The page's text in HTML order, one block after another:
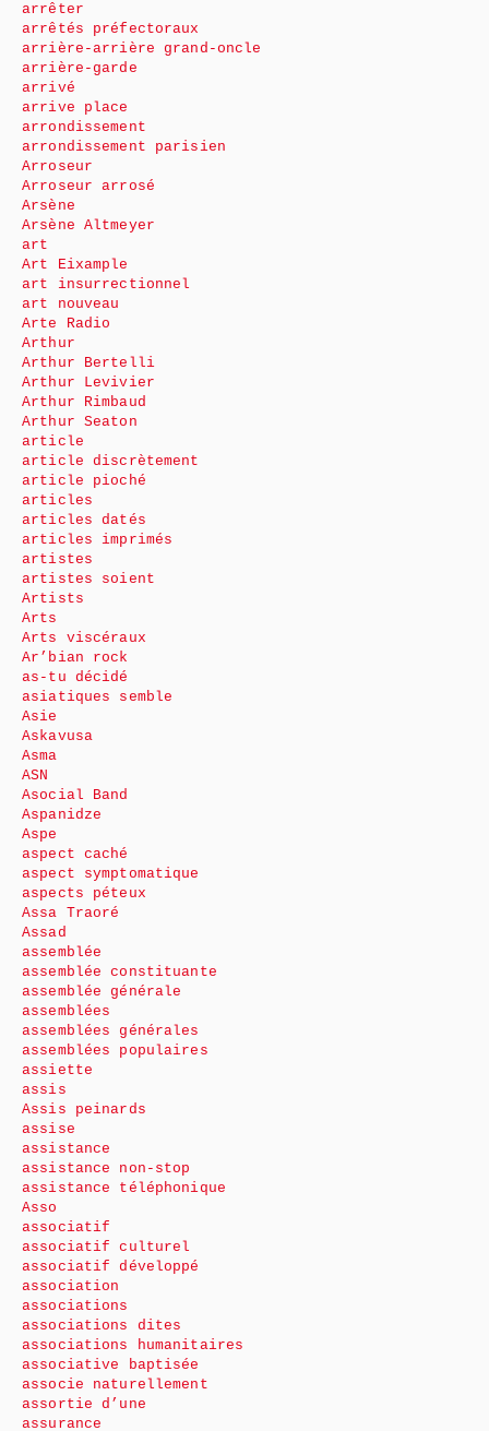
arrêter
arrêtés préfectoraux
arrière-arrière grand-oncle
arrière-garde
arrivé
arrive place
arrondissement
arrondissement parisien
Arroseur
Arroseur arrosé
Arsène
Arsène Altmeyer
art
Art Eixample
art insurrectionnel
art nouveau
Arte Radio
Arthur
Arthur Bertelli
Arthur Levivier
Arthur Rimbaud
Arthur Seaton
article
article discrètement
article pioché
articles
articles datés
articles imprimés
artistes
artistes soient
Artists
Arts
Arts viscéraux
Ar’bian rock
as-tu décidé
asiatiques semble
Asie
Askavusa
Asma
ASN
Asocial Band
Aspanidze
Aspe
aspect caché
aspect symptomatique
aspects péteux
Assa Traoré
Assad
assemblée
assemblée constituante
assemblée générale
assemblées
assemblées générales
assemblées populaires
assiette
assis
Assis peinards
assise
assistance
assistance non-stop
assistance téléphonique
Asso
associatif
associatif culturel
associatif développé
association
associations
associations dites
associations humanitaires
associative baptisée
associe naturellement
assortie d’une
assurance